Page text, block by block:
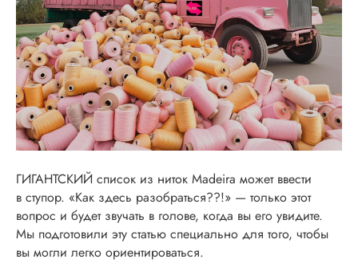
ГИГАНТСКИЙ список из ниток Madeira может ввести
в ступор. «Как здесь разобраться??!» — только этот
вопрос и будет звучать в голове, когда вы его увидите.
Мы подготовили эту статью специально для того, чтобы
вы могли легко ориентироваться.